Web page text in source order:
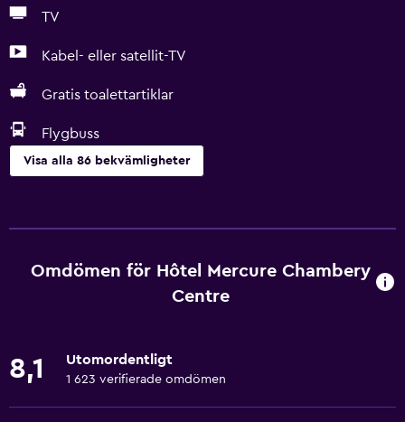
TV
Kabel- eller satellit-TV
Gratis toalettartiklar
Flygbuss
Visa alla 86 bekvämligheter
Internet
Sängkläder
Gratis toalettartiklar
Schampo
Omdömen för Hôtel Mercure Chambery
Centre
8,1 Utomordentligt
1 623 verifierade omdömen